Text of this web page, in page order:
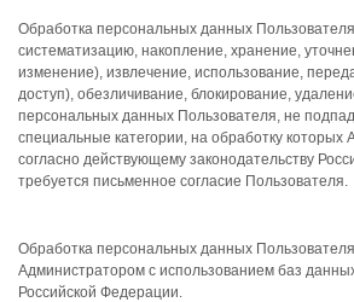
Обработка персональных данных
систематизацию, накопление, хранение,
изменение), извлечение, использование,
доступ), обезличивание, блокирование,
персональных данных Пользователя, не
специальные категории, на обработку которых
согласно действующему законодательству
требуется письменное согласие Пользователя.
Обработка персональных данных
Администратором с использованием баз
Российской Федерации.